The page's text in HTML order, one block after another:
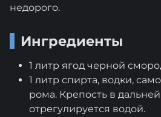
недорого.
Ингредиенты
1 литр ягод черной
1 литр спирта, водки,
рома. Крепость в
отрегулируется водой.